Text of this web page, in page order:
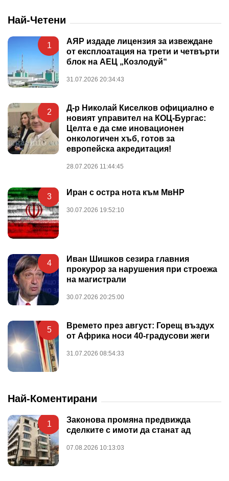
Най-Четени
1
АЯР издаде лицензия за извеждане
от експлоатация на трети и четвърти
блок на АЕЦ „Козлодуй“
31.07.2026 20:34:43
2
Д-р Николай Киселков официално е
новият управител на КОЦ-Бургас:
Целта е да сме иновационен
онкологичен хъб, готов за
европейска акредитация!
28.07.2026 11:44:45
3 Иран с остра нота към МвНР
30.07.2026 19:52:10
4
Иван Шишков сезира главния
прокурор за нарушения при строежа
на магистрали
30.07.2026 20:25:00
5
Времето през август: Горещ въздух
от Африка носи 40-градусови жеги
31.07.2026 08:54:33
Най-Коментирани
1
Законова промяна предвижда
сделките с имоти да станат ад
07.08.2026 10:13:03